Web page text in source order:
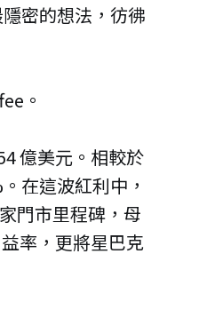
密的想法，彷彿
。
億美元。相較於
在這波紅利中，
門市里程碑，母
率，更將星巴克